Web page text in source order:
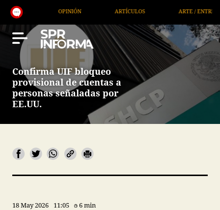
ARTE / ENTRETENIMIENTO
Confirma UIF bloqueo
provisional de cuentas a
personas señaladas por
EE.UU.
18 May 2026 11:05 6 min